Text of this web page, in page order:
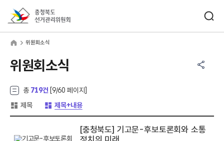
위원회소식
위원회소식
총 719건 [9/60 페이지]
제목 제목+내용
[충청북도] 기고문-후보토론회와 소통